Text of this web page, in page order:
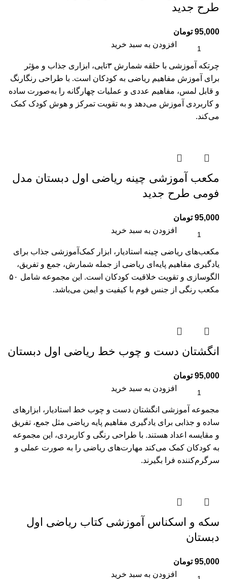
طرح جدید
95,000 تومان
افزودن به سبد خرید
چرتکه آموزشی با حلقه شمارش ۳تایی، ابزاری جذاب و مؤثر
برای آموزش مفاهیم ریاضی به کودکان است. با طراحی رنگارنگ
و قابل لمس، مفاهیم عددی و عملیات چهارگانه را به‌صورت ساده
و کاربردی آموزش می‌دهد و به تقویت تمرکز و هوش کودک کمک
می‌کند.
مکعب آموزشی چینه ریاضی اول دبستان مدل
فومی طرح جدید
95,000 تومان
افزودن به سبد خرید
مکعب‌های ریاضی چینه استادیار، ابزار کمک‌آموزشی جذاب برای
یادگیری مفاهیم پایه‌ای ریاضی از جمله شمارش، جمع و تفریق،
الگو‌سازی و تقویت خلاقیت کودکان است. این مجموعه شامل ۵۰
مکعب رنگی از جنس فوم با کیفیت و ایمن می‌باشد.
انگشتان دست و چوب خط ریاضی اول دبستان
95,000 تومان
افزودن به سبد خرید
مجموعه آموزشی انگشتان دست و چوب خط استادیار، ابزارهای
ساده و جذابی برای یادگیری مفاهیم پایه ریاضی مثل جمع، تفریق
و مقایسه اعداد هستند. با طراحی رنگی و کاربردی، این مجموعه
به کودکان کمک می‌کند مهارت‌های ریاضی را به صورت عملی و
سرگرم‌کننده فرا بگیرند.
سکه و اسکناس آموزشی کتاب ریاضی اول
دبستان
95,000 تومان
افزودن به سبد خرید